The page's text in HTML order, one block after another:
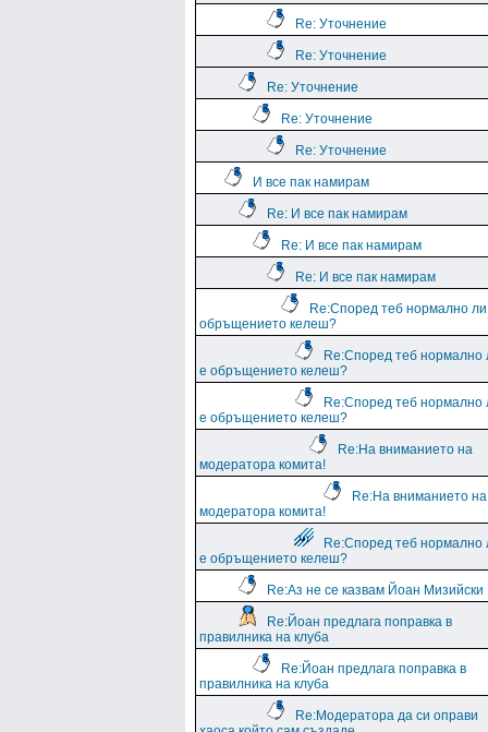
Re: Уточнение
Re: Уточнение
Re: Уточнение
Re: Уточнение
Re: Уточнение
И все пак намирам
Re: И все пак намирам
Re: И все пак намирам
Re: И все пак намирам
Re:Според теб нормално
обръщението келеш?
Re:Според теб нормално
е обръщението келеш?
Re:Според теб нормално
е обръщението келеш?
Re:На вниманието на
модератора комита!
Re:На вниманието на
модератора комита!
Re:Според теб нормално
е обръщението келеш?
Re:Аз не се казвам Йоан Мизийски
Re:Йоан предлага поправка в
правилника на клуба
Re:Йоан предлага поправка в
правилника на клуба
Re:Модератора да си оправи